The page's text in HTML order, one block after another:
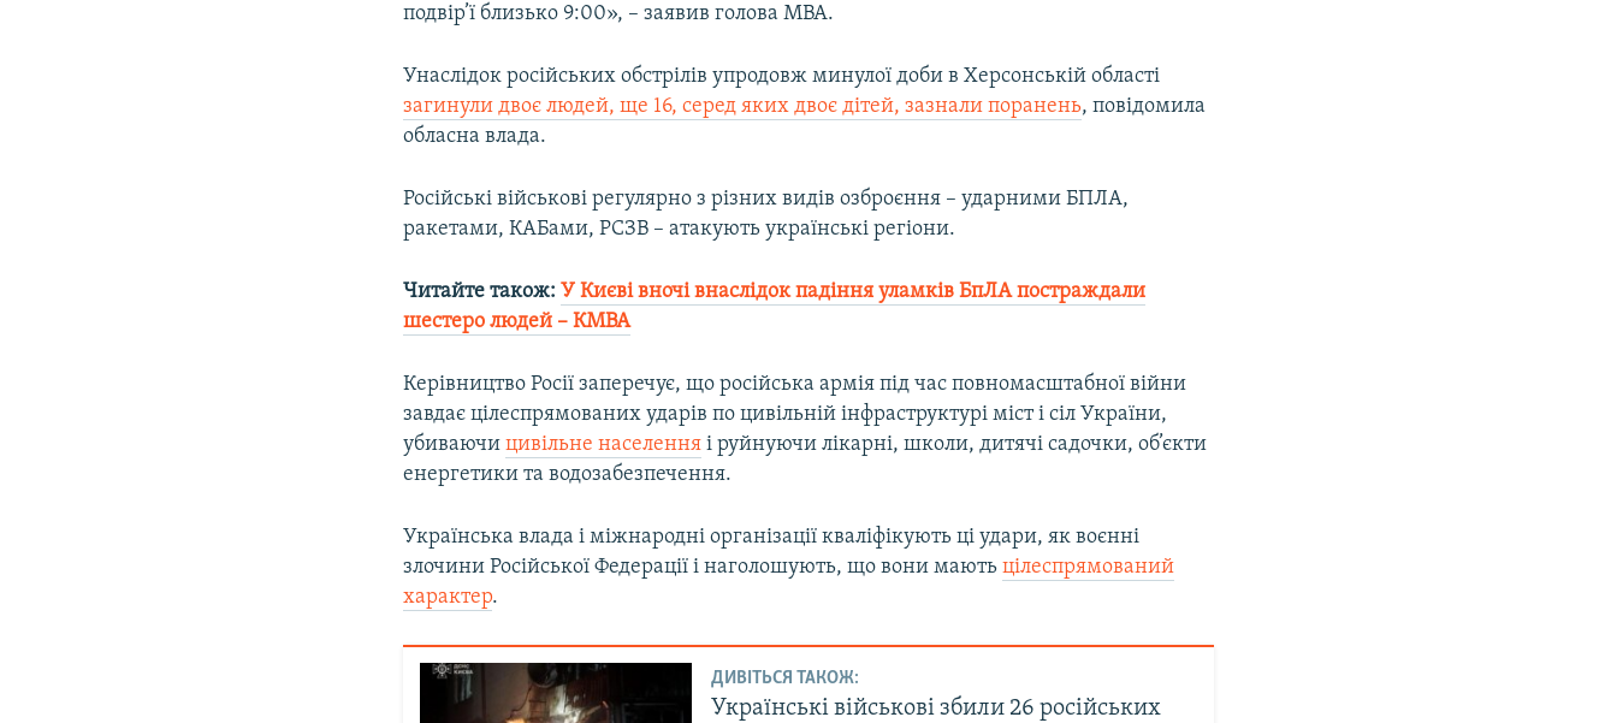
подвір’ї близько 9:00», – заявив голова МВА.
Унаслідок російських обстрілів упродовж минулої доби в Херсонській області
загинули двоє людей, ще 16, серед яких двоє дітей, зазнали поранень, повідомила
обласна влада.
Російські військові регулярно з різних видів озброєння – ударними БПЛА,
ракетами, КАБами, РСЗВ – атакують українські регіони.
Читайте також:У Києві вночі внаслідок падіння уламків БпЛА постраждали
шестеро людей – КМВА
Керівництво Росії заперечує, що російська армія під час повномасштабної війни
завдає цілеспрямованих ударів по цивільній інфраструктурі міст і сіл України,
убиваючицивільне населення і руйнуючи лікарні, школи, дитячі садочки, об’єкти
енергетики та водозабезпечення.
Українська влада і міжнародні організації кваліфікують ці удари, як воєнні
злочини Російської Федерації і наголошують, що вони маютьцілеспрямований
характер.
ДИВІТЬСЯ ТАКОЖ:
Українські військові збили 26 російських